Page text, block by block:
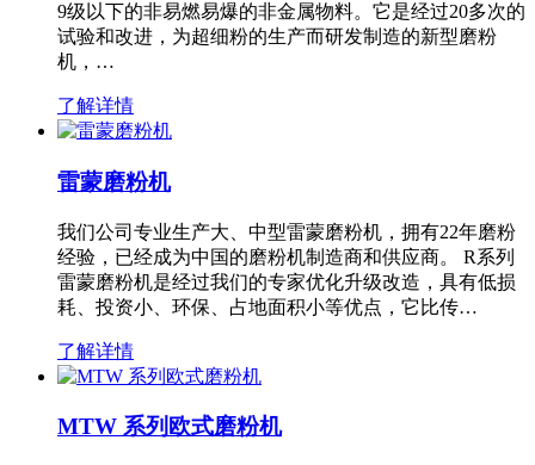
9级以下的非易燃易爆的非金属物料。它是经过20多次的
试验和改进，为超细粉的生产而研发制造的新型磨粉
机，…
了解详情
雷蒙磨粉机
我们公司专业生产大、中型雷蒙磨粉机，拥有22年磨粉
经验，已经成为中国的磨粉机制造商和供应商。 R系列
雷蒙磨粉机是经过我们的专家优化升级改造，具有低损
耗、投资小、环保、占地面积小等优点，它比传…
了解详情
MTW 系列欧式磨粉机